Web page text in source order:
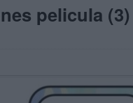
pelicula (3)